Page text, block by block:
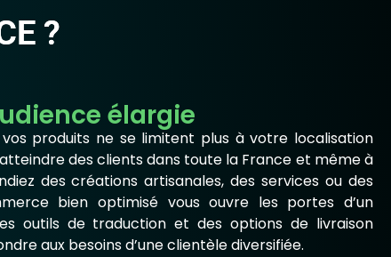
?
élargie
produits ne se limitent plus à votre localisation
des clients dans toute la France et même à
des créations artisanales, des services ou des
bien optimisé vous ouvre les portes d’un
outils de traduction et des options de livraison
aux besoins d’une clientèle diversifiée.